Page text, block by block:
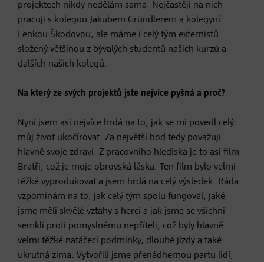
projektech nikdy nedělám sama. Nejčastěji na nich
pracuji s kolegou Jakubem Gründlerem a kolegyní
Lenkou Škodovou, ale máme i celý tým externistů
složený většinou z bývalých studentů našich kurzů a
dalších našich kolegů.
Na který ze svých projektů jste nejvíce pyšná a proč?
Nyní jsem asi nejvíce hrdá na to, jak se mi povedl celý
můj život ukočírovat. Za největší bod tedy považuji
hlavně svoje zdraví. Z pracovního hlediska je to asi film
Bratři, což je moje obrovská láska. Ten film bylo velmi
těžké vyprodukovat a jsem hrdá na celý výsledek. Ráda
vzpomínám na to, jak celý tým spolu fungoval, jaké
jsme měli skvělé vztahy s herci a jak jsme se všichni
semkli proti pomyslnému nepříteli, což byly hlavně
velmi těžké natáčecí podmínky, dlouhé jízdy a také
ukrutná zima. Vytvořili jsme přenádhernou partu lidí,